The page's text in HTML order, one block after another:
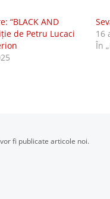
“BLACK AND
de Petru Lucaci
16
În
fi publicate articole noi.